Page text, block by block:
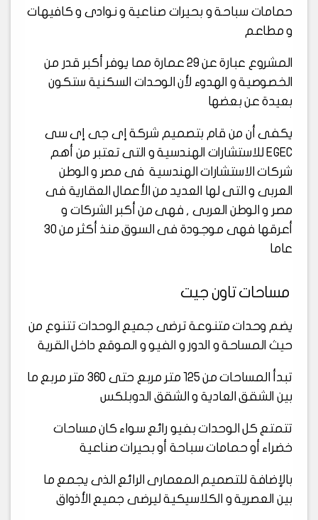
حمامات سباحة و بحيرات صناعية و نوادى و كافيهات
و مطاعم
المشروع عبارة عن 29 عمارة مما يوفر أكبر قدر من
الخصوصية و الهدوء لأن الوحدات السكنية ستكون
بعيدة عن بعضها
يكفى أن من قام بتصميم شركة إى جى إى سى
EGEC للاستشارات الهندسية و التى تعتبر من أهم
شركات الاستشارات الهندسية فى مصر و الوطن
العربى و التى لها العديد من الأعمال العقارية فى
مصر و الوطن العربى , فهى من أكبر الشركات و
أعرقها فهى موجودة فى السوق منذ أكثر من 30
عاما
مساحات تاون جيت
يضم وحدات متنوعة ترضى جميع الوحدات تتنوع من
حيث المساحة و الدور و الفيو و الموقع داخل القرية
تبدأ المساحات من 125 متر مربع حتى 360 متر مربع ما
بين الشقق العادية و الشقق الدوبلكس
تتمتع كل الوحدات بفيو رائع سواء كان مساحات
خضراء أو حمامات سباحة أو بحيرات صناعية
بالإضافة للتصميم المعمارى الرائع الذى يجمع ما
بين العصرية و الكلاسيكية ليرضى جميع الأذواق